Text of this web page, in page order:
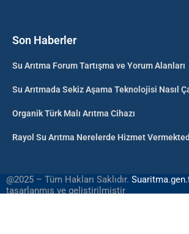
Son Haberler
Su Arıtma Forum Tartışma ve Yorum Alanları
Su Arıtmada Sekiz Aşama Teknolojisi Nasıl
Organik Türk Malı Arıtma Cihazı
Rayol Su Arıtma Nerelerde Hizmet
@2025 – Tüm Hakları Saklıdır.
tasarlanmış ve geliştirilmiştir